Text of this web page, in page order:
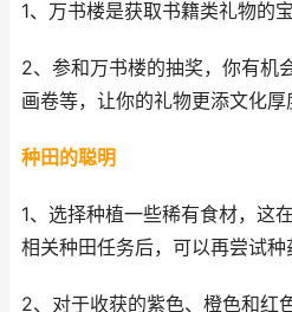
1、万书楼是获取书籍类礼物的
2、参和万书楼的抽奖，你有机
画卷等，让你的礼物更添文化厚
种田的聪明
1、选择种植一些稀有食材，这
相关种田任务后，可以再尝试种
2、对于收获的紫色、橙色和红